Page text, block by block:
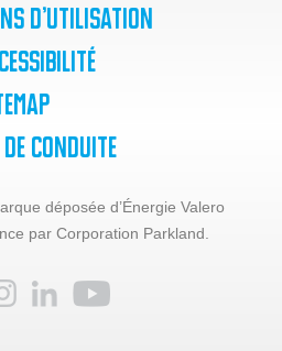
d’utilisation
de Conduite
déposée d’Énergie Valero
par Corporation Parkland.